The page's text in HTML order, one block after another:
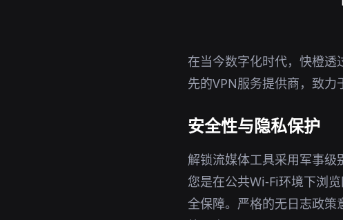
在当今数字化时代，快橙
先的VPN服务提供商，致力
安全性与隐私保护
解锁流媒体工具采用军事级
您是在公共Wi-Fi环境下浏
全保障。严格的无日志政